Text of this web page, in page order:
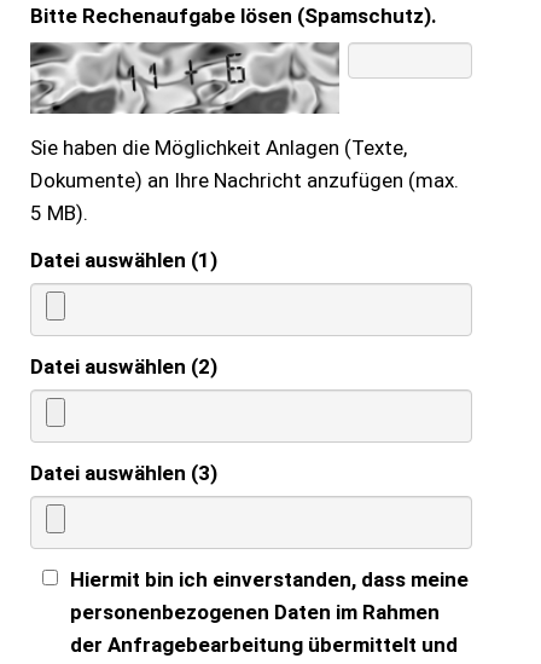
Bitte Rechenaufgabe lösen (Spamschutz).
Sie haben die Möglichkeit Anlagen (Texte,
Dokumente) an Ihre Nachricht anzufügen (max.
5 MB).
Datei auswählen (1)
Datei auswählen (2)
Datei auswählen (3)
Hiermit bin ich einverstanden, dass meine
personenbezogenen Daten im Rahmen
der Anfragebearbeitung übermittelt und